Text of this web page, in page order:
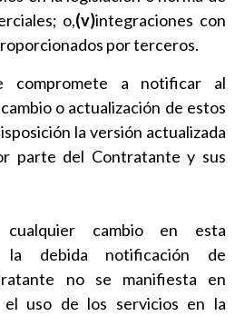
o,(v)integraciones con
por terceros.
compromete a notificar al
o actualización de estos
la versión actualizada
parte del Contratante y sus
cambio en esta
la debida notificación de
no se manifiesta en
uso de los servicios en la